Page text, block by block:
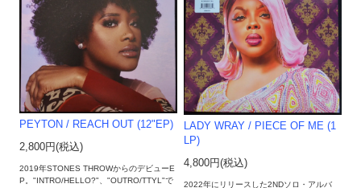
PEYTON / REACH OUT (12"EP)
2,800円(税込)
2019年STONES THROWからのデビューE
P。"INTRO/HELLO?"、"OUTRO/TTYL"で
LADY WRAY / PIECE OF ME (1
LP)
4,800円(税込)
2022年にリリースした2NDソロ・アルバ